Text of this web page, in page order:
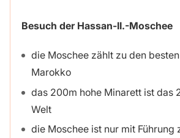
Besuch der Hassan-II.-Moschee
die Moschee zählt zu den
Marokko
das 200m hohe Minarett ist das
Welt
die Moschee ist nur mit Führung